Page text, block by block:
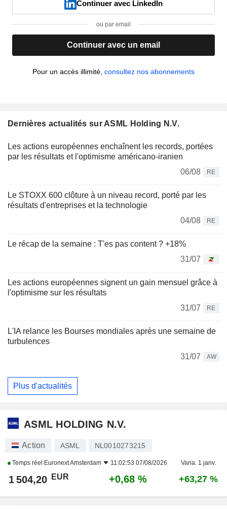
Continuer avec LinkedIn
ou par email
Continuer avec un email
Pour un accès illimité, consultez nos abonnements
Dernières actualités sur ASML Holding N.V.
Les actions européennes enchaînent les records, portées
par les résultats et l'optimisme américano-iranien
06/08
RE
Le STOXX 600 clôture à un niveau record, porté par les
résultats d'entreprises et la technologie
04/08
RE
Le récap de la semaine : T'es pas content ? +18%
31/07
Les actions européennes signent un gain mensuel grâce à
l'optimisme sur les résultats
31/07
RE
L'IA relance les Bourses mondiales après une semaine de
turbulences
31/07
AW
Plus d'actualités
ASML HOLDING N.V.
Action ASML NL0010273215
Temps réel Euronext Amsterdam 11:02:53 07/08/2026 Varia. 1 janv.
1 504,20 EUR +0,68 % +63,27 %